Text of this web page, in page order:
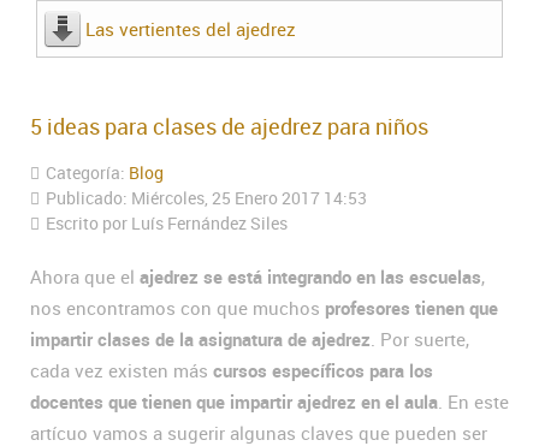
Las vertientes del ajedrez
5 ideas para clases de ajedrez para niños
Categoría: Blog
Publicado: Miércoles, 25 Enero 2017 14:53
Escrito por Luís Fernández Siles
Ahora que el ajedrez se está integrando en las escuelas,
nos encontramos con que muchos profesores tienen que
impartir clases de la asignatura de ajedrez . Por suerte,
cada vez existen más cursos específicos para los
docentes que tienen que impartir ajedrez en el aula . En este
artícuo vamos a sugerir algunas claves que pueden ser